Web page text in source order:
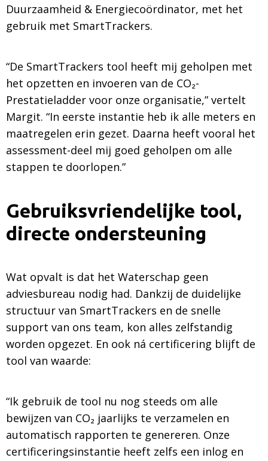
Duurzaamheid & Energiecoördinator, met het
gebruik met SmartTrackers.
“De SmartTrackers tool heeft mij geholpen met
het opzetten en invoeren van de CO₂-
Prestatieladder voor onze organisatie,” vertelt
Margit. “In eerste instantie heb ik alle meters en
maatregelen erin gezet. Daarna heeft vooral het
assessment-deel mij goed geholpen om alle
stappen te doorlopen.”
Gebruiksvriendelijke tool,
directe ondersteuning
Wat opvalt is dat het Waterschap geen
adviesbureau nodig had. Dankzij de duidelijke
structuur van SmartTrackers en de snelle
support van ons team, kon alles zelfstandig
worden opgezet. En ook ná certificering blijft de
tool van waarde:
“Ik gebruik de tool nu nog steeds om alle
bewijzen van CO₂ jaarlijks te verzamelen en
automatisch rapporten te genereren. Onze
certificeringsinstantie heeft zelfs een inlog en